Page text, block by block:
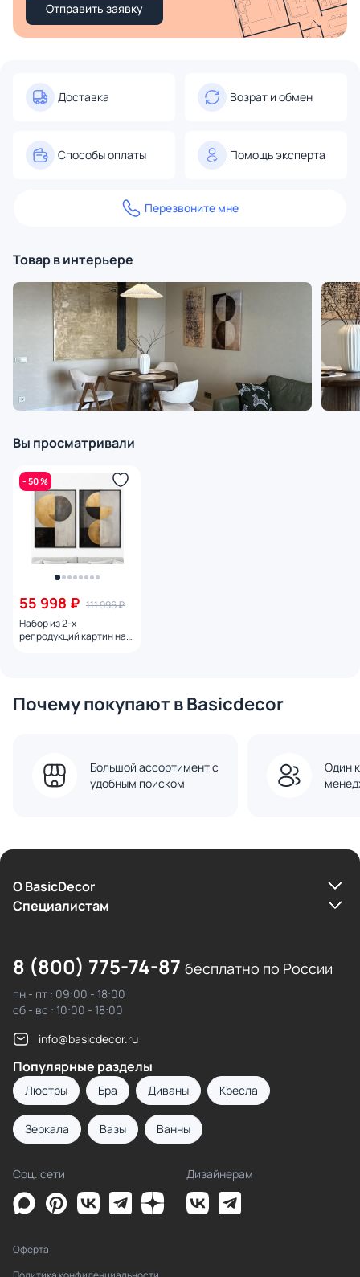
Отправить заявку
Доставка Возрат и обмен
Способы оплаты Помощь эксперта
Перезвоните мне
Товар в интерьере
Вы просматривали
- 50 %
55 998 ₽ 111 996 ₽
Набор из 2-х
репродукций картин на
Почему покупают в Basicdecor
Большой ассортимент с
удобным поиском
Один
О BasicDecor
Cпециалистам
8 (800) 775-74-87 бесплатно по России
пн - пт : 09:00 - 18:00
сб - вс : 10:00 - 18:00
info@basicdecor.ru
Популярные разделы
Люстры Бра Диваны Кресла
Зеркала Вазы Ванны
Соц. сети Дизайнерам
Оферта